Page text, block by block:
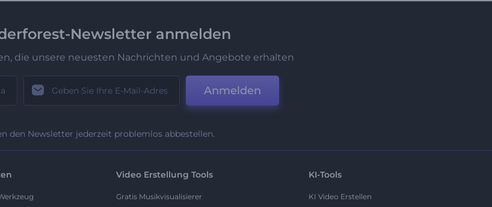
Newsletter anmelden
die unsere neuesten Nachrichten und Angebote erhalten
Anmelden
den Newsletter jederzeit problemlos abbestellen.
Video Erstellung Tools
Gratis Musikvisualisierer
KI-Tools
KI Video Erstellen